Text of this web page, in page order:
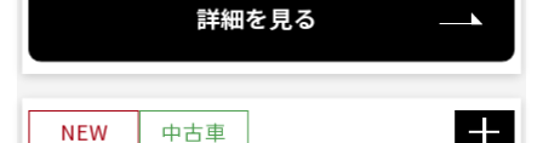
詳細を見る
NEW 中古車